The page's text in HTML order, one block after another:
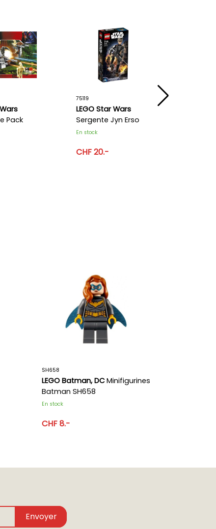
Pack
75119
LEGO Star Wars
Sergente Jyn Erso
En stock
CHF 20.-
SH658
LEGO Batman, DC Minifigurines
Batman SH658
En stock
CHF 8.-
Envoyer